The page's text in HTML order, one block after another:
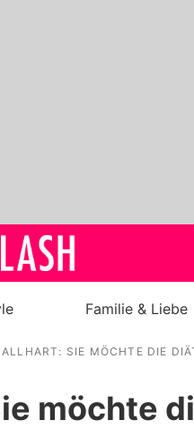
Familie & Liebe
SIE MÖCHTE DIE
möchte